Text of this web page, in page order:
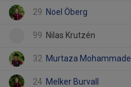
29 Noel Öberg
99 Nilas Krutzén
32 Murtaza Mohammade
24 Melker Burvall